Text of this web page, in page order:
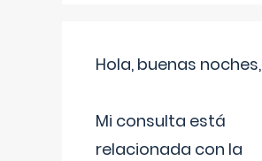
Hola, buenas noches,
Mi consulta está
relacionada con la